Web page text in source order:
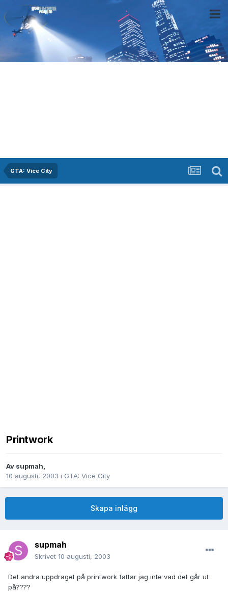
GTA: Vice City
Printwork
Av supmah,
10 augusti, 2003 i GTA: Vice City
Skapa inlägg
supmah
Skrivet 10 augusti, 2003
Det andra uppdraget på printwork fattar jag inte vad det går ut
på????